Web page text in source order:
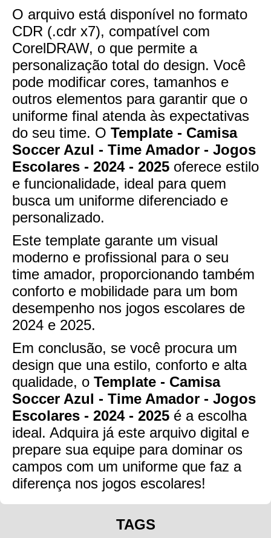
O arquivo está disponível no formato
CDR (.cdr x7), compatível com
CorelDRAW, o que permite a
personalização total do design. Você
pode modificar cores, tamanhos e
outros elementos para garantir que o
uniforme final atenda às expectativas
do seu time. O Template - Camisa
Soccer Azul - Time Amador - Jogos
Escolares - 2024 - 2025 oferece estilo
e funcionalidade, ideal para quem
busca um uniforme diferenciado e
personalizado.
Este template garante um visual
moderno e profissional para o seu
time amador, proporcionando também
conforto e mobilidade para um bom
desempenho nos jogos escolares de
2024 e 2025.
Em conclusão, se você procura um
design que una estilo, conforto e alta
qualidade, o Template - Camisa
Soccer Azul - Time Amador - Jogos
Escolares - 2024 - 2025 é a escolha
ideal. Adquira já este arquivo digital e
prepare sua equipe para dominar os
campos com um uniforme que faz a
diferença nos jogos escolares!
TAGS